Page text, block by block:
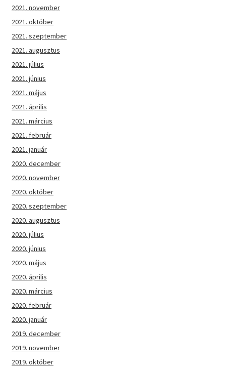
2021. november
2021. október
2021. szeptember
2021. augusztus
2021. július
2021. június
2021. május
2021. április
2021. március
2021. február
2021. január
2020. december
2020. november
2020. október
2020. szeptember
2020. augusztus
2020. július
2020. június
2020. május
2020. április
2020. március
2020. február
2020. január
2019. december
2019. november
2019. október